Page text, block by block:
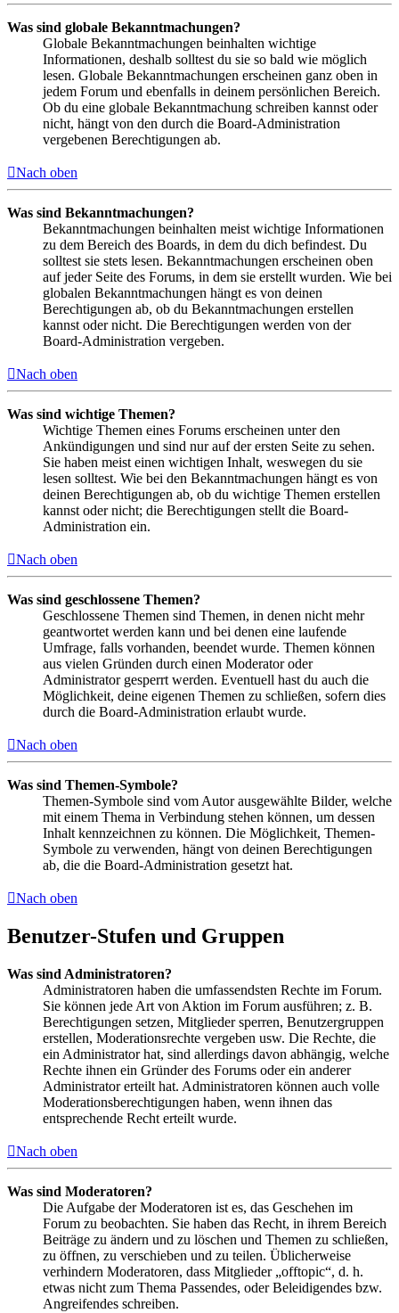
Was sind globale Bekanntmachungen?
Globale Bekanntmachungen beinhalten wichtige
Informationen, deshalb solltest du sie so bald wie möglich
lesen. Globale Bekanntmachungen erscheinen ganz oben in
jedem Forum und ebenfalls in deinem persönlichen Bereich.
Ob du eine globale Bekanntmachung schreiben kannst oder
nicht, hängt von den durch die Board-Administration
vergebenen Berechtigungen ab.
Nach oben
Was sind Bekanntmachungen?
Bekanntmachungen beinhalten meist wichtige Informationen
zu dem Bereich des Boards, in dem du dich befindest. Du
solltest sie stets lesen. Bekanntmachungen erscheinen oben
auf jeder Seite des Forums, in dem sie erstellt wurden. Wie bei
globalen Bekanntmachungen hängt es von deinen
Berechtigungen ab, ob du Bekanntmachungen erstellen
kannst oder nicht. Die Berechtigungen werden von der
Board-Administration vergeben.
Nach oben
Was sind wichtige Themen?
Wichtige Themen eines Forums erscheinen unter den
Ankündigungen und sind nur auf der ersten Seite zu sehen.
Sie haben meist einen wichtigen Inhalt, weswegen du sie
lesen solltest. Wie bei den Bekanntmachungen hängt es von
deinen Berechtigungen ab, ob du wichtige Themen erstellen
kannst oder nicht; die Berechtigungen stellt die Board-
Administration ein.
Nach oben
Was sind geschlossene Themen?
Geschlossene Themen sind Themen, in denen nicht mehr
geantwortet werden kann und bei denen eine laufende
Umfrage, falls vorhanden, beendet wurde. Themen können
aus vielen Gründen durch einen Moderator oder
Administrator gesperrt werden. Eventuell hast du auch die
Möglichkeit, deine eigenen Themen zu schließen, sofern dies
durch die Board-Administration erlaubt wurde.
Nach oben
Was sind Themen-Symbole?
Themen-Symbole sind vom Autor ausgewählte Bilder, welche
mit einem Thema in Verbindung stehen können, um dessen
Inhalt kennzeichnen zu können. Die Möglichkeit, Themen-
Symbole zu verwenden, hängt von deinen Berechtigungen
ab, die die Board-Administration gesetzt hat.
Nach oben
Benutzer-Stufen und Gruppen
Was sind Administratoren?
Administratoren haben die umfassendsten Rechte im Forum.
Sie können jede Art von Aktion im Forum ausführen; z. B.
Berechtigungen setzen, Mitglieder sperren, Benutzergruppen
erstellen, Moderationsrechte vergeben usw. Die Rechte, die
ein Administrator hat, sind allerdings davon abhängig, welche
Rechte ihnen ein Gründer des Forums oder ein anderer
Administrator erteilt hat. Administratoren können auch volle
Moderationsberechtigungen haben, wenn ihnen das
entsprechende Recht erteilt wurde.
Nach oben
Was sind Moderatoren?
Die Aufgabe der Moderatoren ist es, das Geschehen im
Forum zu beobachten. Sie haben das Recht, in ihrem Bereich
Beiträge zu ändern und zu löschen und Themen zu schließen,
zu öffnen, zu verschieben und zu teilen. Üblicherweise
verhindern Moderatoren, dass Mitglieder „offtopic“, d. h.
etwas nicht zum Thema Passendes, oder Beleidigendes bzw.
Angreifendes schreiben.